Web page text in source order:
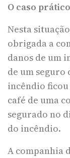
O caso prático
Nesta
obrigada a
danos de um
de um
incêndio
café de uma
segurado no
do incêndio.
A companhia